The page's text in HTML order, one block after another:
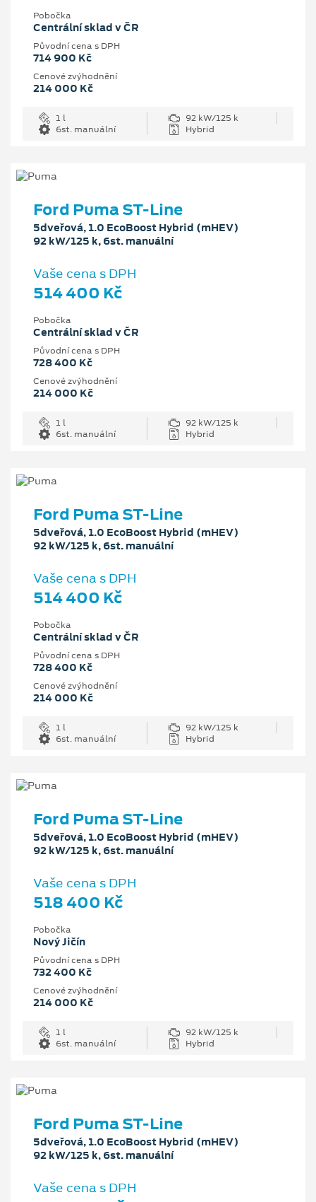
Pobočka
Centrální sklad v ČR
Původní cena s DPH
714 900 Kč
Cenové zvýhodnění
214 000 Kč
1 l
92 kW/125 k
6st. manuální
Hybrid
Ford Puma ST-Line
5dveřová, 1.0 EcoBoost Hybrid (mHEV)
92 kW/125 k, 6st. manuální
Vaše cena s DPH
514 400 Kč
Pobočka
Centrální sklad v ČR
Původní cena s DPH
728 400 Kč
Cenové zvýhodnění
214 000 Kč
1 l
92 kW/125 k
6st. manuální
Hybrid
Ford Puma ST-Line
5dveřová, 1.0 EcoBoost Hybrid (mHEV)
92 kW/125 k, 6st. manuální
Vaše cena s DPH
514 400 Kč
Pobočka
Centrální sklad v ČR
Původní cena s DPH
728 400 Kč
Cenové zvýhodnění
214 000 Kč
1 l
92 kW/125 k
6st. manuální
Hybrid
Ford Puma ST-Line
5dveřová, 1.0 EcoBoost Hybrid (mHEV)
92 kW/125 k, 6st. manuální
Vaše cena s DPH
518 400 Kč
Pobočka
Nový Jičín
Původní cena s DPH
732 400 Kč
Cenové zvýhodnění
214 000 Kč
1 l
92 kW/125 k
6st. manuální
Hybrid
Ford Puma ST-Line
5dveřová, 1.0 EcoBoost Hybrid (mHEV)
92 kW/125 k, 6st. manuální
Vaše cena s DPH